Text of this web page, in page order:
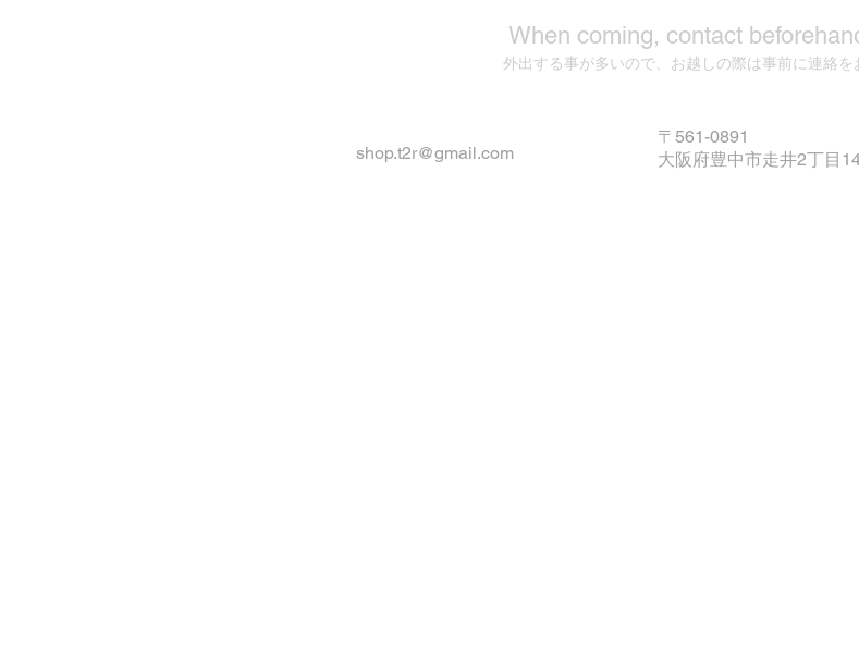
When coming, contact
外出する事が多いので、お越しの際は事前に連絡を
shop.t2r@gmail.com
〒561-0891
大阪府豊中市走井2丁目